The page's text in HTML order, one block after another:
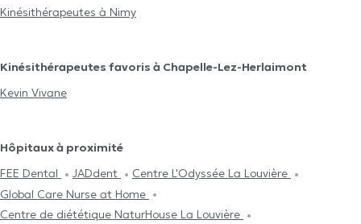
Kinésithérapeutes à Nimy
Kinésithérapeutes favoris à Chapelle-Lez-Herlaimont
Kevin Vivane
Hôpitaux à proximité
FEE Dental
JADdent
Centre L'Odyssée La Louvière
Global Care Nurse at Home
Centre de diététique NaturHouse La Louvière